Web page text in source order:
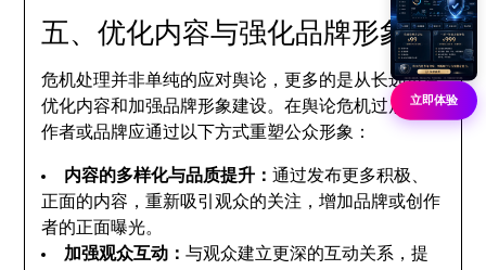
五、优化内容与强化品牌形象
危机处理并非单纯的应对舆论，更多的是从长远角度
优化内容和加强品牌形象建设。在舆论危机过后，创
作者或品牌应通过以下方式重塑公众形象：
内容的多样化与品质提升：通过发布更多积极、
正面的内容，重新吸引观众的关注，增加品牌或创作
者的正面曝光。
加强观众互动：与观众建立更深的互动关系，提
立即体验